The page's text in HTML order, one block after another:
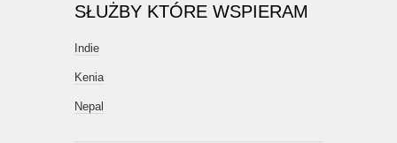
SŁUŻBY KTÓRE WSPIERAM
Indie
Kenia
Nepal